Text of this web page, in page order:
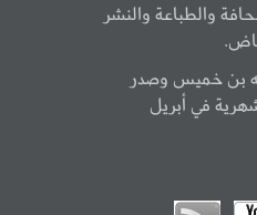
والطباعة والنشر
بن خميس وصدر
في أبريل